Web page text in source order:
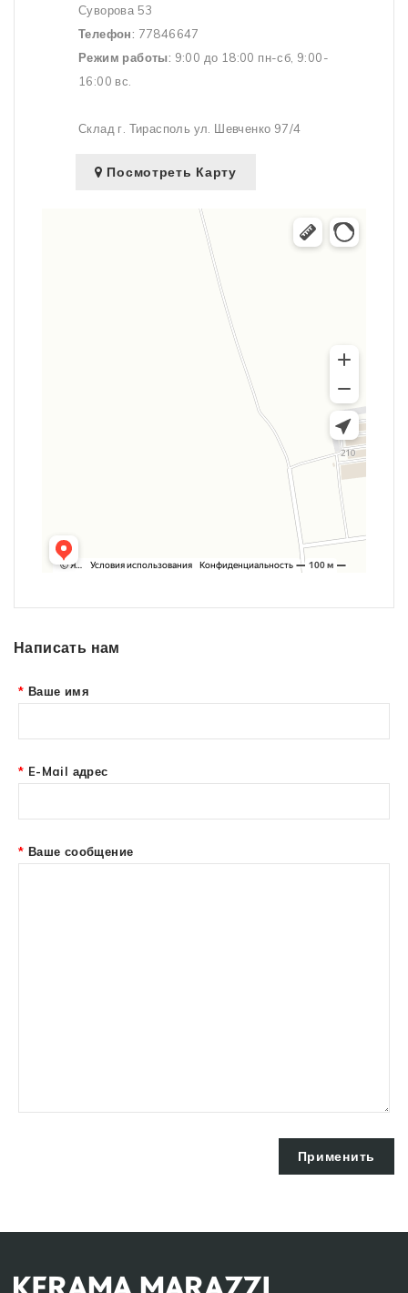
Суворова 53
Телефон: 77846647
Режим работы: 9:00 до 18:00 пн-сб, 9:00-
16:00 вс.
Склад г. Тирасполь ул. Шевченко 97/4
Посмотреть Карту
Написать нам
Ваше имя
E-Mail адрес
Ваше сообщение